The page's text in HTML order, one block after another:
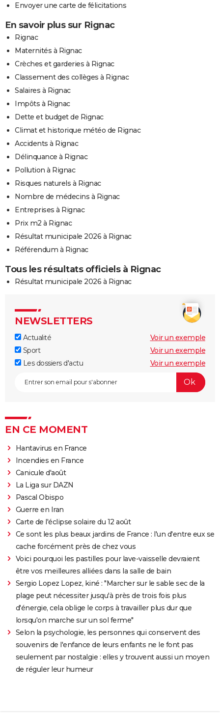
Envoyer une carte de félicitations
En savoir plus sur Rignac
Rignac
Maternités à Rignac
Crèches et garderies à Rignac
Classement des collèges à Rignac
Salaires à Rignac
Impôts à Rignac
Dette et budget de Rignac
Climat et historique météo de Rignac
Accidents à Rignac
Délinquance à Rignac
Pollution à Rignac
Risques naturels à Rignac
Nombre de médecins à Rignac
Entreprises à Rignac
Prix m2 à Rignac
Résultat municipale 2026 à Rignac
Référendum à Rignac
Tous les résultats officiels à Rignac
Résultat municipale 2026 à Rignac
NEWSLETTERS
Actualité
Voir un exemple
Sport
Voir un exemple
Les dossiers d'actu
Voir un exemple
EN CE MOMENT
Hantavirus en France
Incendies en France
Canicule d'août
La Liga sur DAZN
Pascal Obispo
Guerre en Iran
Carte de l'éclipse solaire du 12 août
Ce sont les plus beaux jardins de France : l'un d'entre eux se
cache forcément près de chez vous
Voici pourquoi les pastilles pour lave-vaisselle devraient
être vos meilleures alliées dans la salle de bain
Sergio Lopez Lopez, kiné : "Marcher sur le sable sec de la
plage peut nécessiter jusqu'à près de trois fois plus
d'énergie, cela oblige le corps à travailler plus dur que
lorsqu'on marche sur un sol ferme"
Selon la psychologie, les personnes qui conservent des
souvenirs de l'enfance de leurs enfants ne le font pas
seulement par nostalgie : elles y trouvent aussi un moyen
de réguler leur humeur